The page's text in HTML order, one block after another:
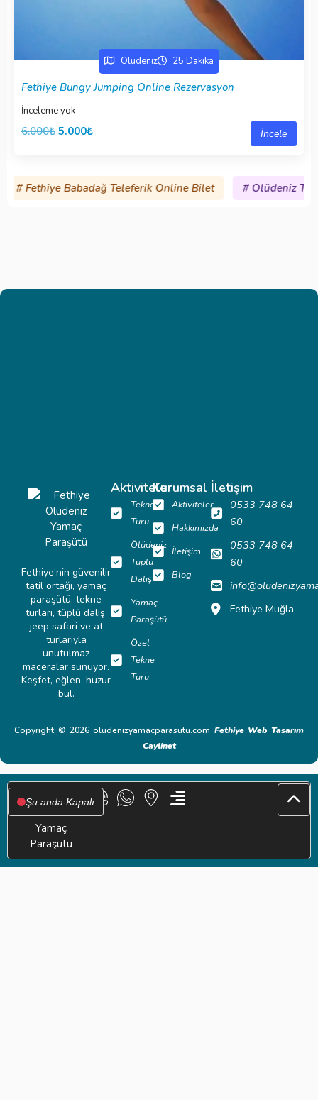
Ölüdeniz 25 Dakika
Fethiye Bungy Jumping Online Rezervasyon
İnceleme yok
6.000₺ 5.000₺ İncele
Babadağ Teleferik Online Bilet # Ölüdeniz Tüplü
Fethiye’nin güvenilir
tatil ortağı, yamaç
paraşütü, tekne
turları, tüplü dalış,
jeep safari ve at
turlarıyla
unutulmaz
maceralar sunuyor.
Keşfet, eğlen, huzur
bul.
Aktiviteler
Tekne
Turu
Ölüdeniz
Tüplü
Dalış
Yamaç
Paraşütü
Özel
Tekne
Turu
Kurumsal
Aktiviteler
Hakkımızda
İletişim
Blog
İletişim
0533 748 64
60
0533 748 64
60
Fethiye Muğla
Copyright © 2026 oludenizyamacparasutu.com Fethiye Web Tasarım
Caylinet
Şu anda Kapalı